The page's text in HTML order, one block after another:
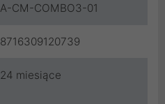
A-CM-COMBO3-01
8716309120739
24 miesiące